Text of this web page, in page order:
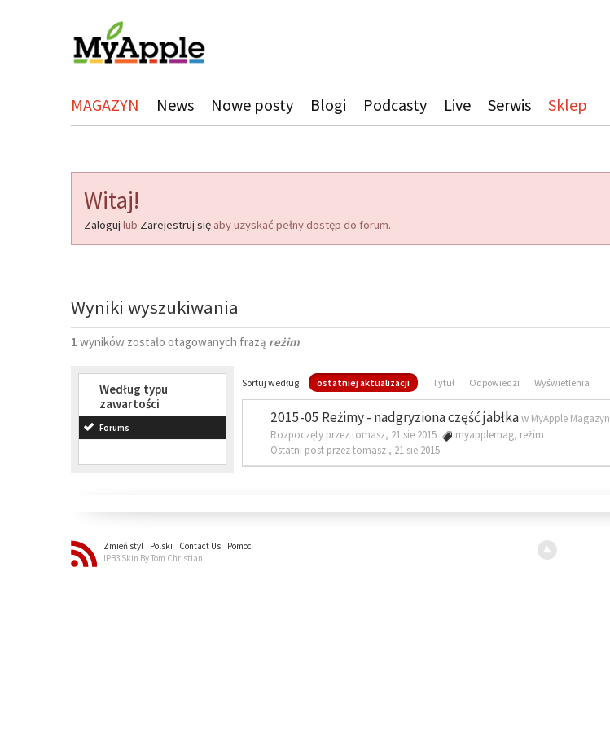
MAGAZYN News Nowe posty Blogi Podcasty Live Serwis Sklep
Witaj!
Zaloguj lub Zarejestruj się aby uzyskać pełny dostęp do forum.
Wyniki wyszukiwania
1 wyników zostało otagowanych frazą reżim
Według typu
zawartości
Forums
Sortuj według ostatniej aktualizacji Tytuł Odpowiedzi Wyświetlenia
2015-05 Reżimy - nadgryziona część jabłkaw MyApple Magazyn
Rozpoczęty przez tomasz, 21 sie 2015
myapplemag, reżim
Ostatni post przez tomasz , 21 sie 2015
Zmień styl Polski Contact Us
Pomoc
IPB3 Skin By Tom Christian.